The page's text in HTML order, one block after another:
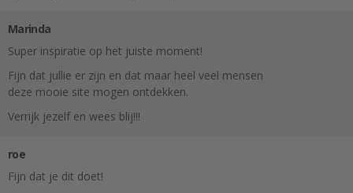
Marinda
Super inspiratie op het juiste moment!
Fijn dat jullie er zijn en dat maar heel veel mensen
deze mooie site mogen ontdekken.
Verrijk jezelf en wees blij!!!
roe
Fijn dat je dit doet!